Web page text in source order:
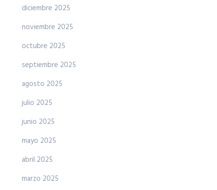
diciembre 2025
noviembre 2025
octubre 2025
septiembre 2025
agosto 2025
julio 2025
junio 2025
mayo 2025
abril 2025
marzo 2025